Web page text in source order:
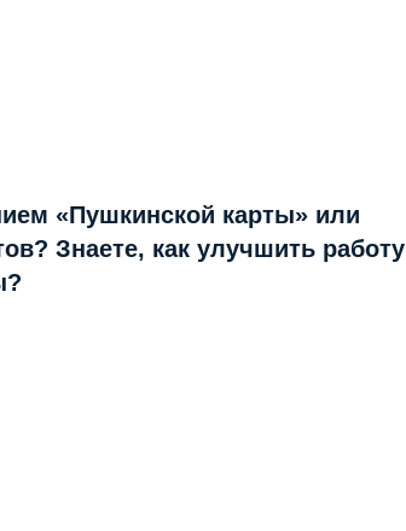
«Пушкинской карты» или
Знаете, как улучшить работу